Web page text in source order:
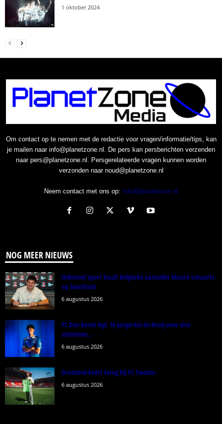
1 oktober 2024
Om contact op te nemen met de redactie voor vragen/informatie/tips, kan
je mailen naar info@planetzone.nl. De pers kan persberichten verzenden
naar pers@planetzone.nl. Persgerelateerde vragen kunnen worden
verzonden naar noud@planetzone.nl
Neem contact met ons op: Info@planetzone.nl
NOG MEER NIEUWS
Helmond Sport haalt Belgische aanvaller Mauro Lenaerts
op huurbasis
6 augustus 2026
FC Den Bosch legt 16-jarige Kai de Rooij voor drie
seizoenen...
6 augustus 2026
Drommel keert terug bij FC Twente
6 augustus 2026